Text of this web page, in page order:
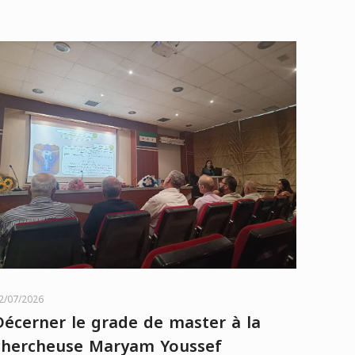
07/2026
le grade de master à la
Maryam Youssef